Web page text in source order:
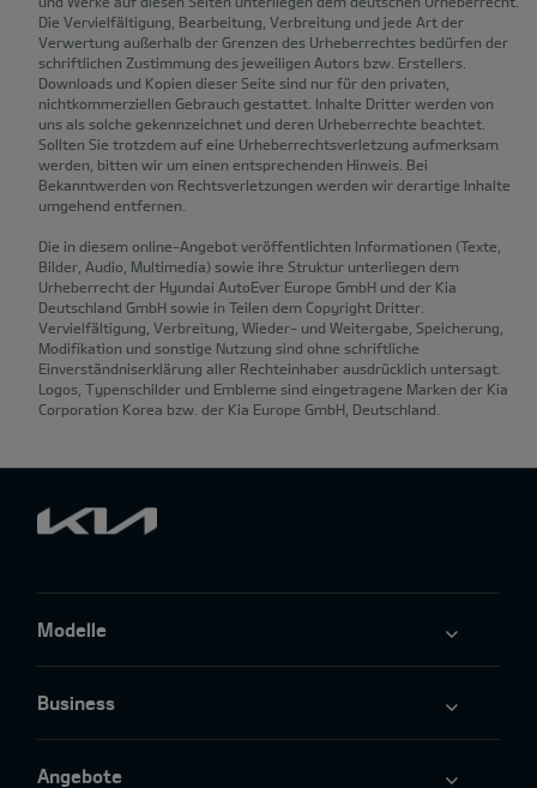
Die Vervielfältigung, Bearbeitung, Verbreitung und jede Art der
Verwertung außerhalb der Grenzen des Urheberrechtes bedürfen der
schriftlichen Zustimmung des jeweiligen Autors bzw. Erstellers.
Downloads und Kopien dieser Seite sind nur für den privaten,
nichtkommerziellen Gebrauch gestattet. Inhalte Dritter werden von
uns als solche gekennzeichnet und deren Urheberrechte beachtet.
Sollten Sie trotzdem auf eine Urheberrechtsverletzung aufmerksam
werden, bitten wir um einen entsprechenden Hinweis. Bei
Bekanntwerden von Rechtsverletzungen werden wir derartige Inhalte
umgehend entfernen.
Die in diesem online-Angebot veröffentlichten Informationen (Texte,
Bilder, Audio, Multimedia) sowie ihre Struktur unterliegen dem
Urheberrecht der Hyundai AutoEver Europe GmbH und der Kia
Deutschland GmbH sowie in Teilen dem Copyright Dritter.
Vervielfältigung, Verbreitung, Wieder- und Weitergabe, Speicherung,
Modifikation und sonstige Nutzung sind ohne schriftliche
Einverständniserklärung aller Rechteinhaber ausdrücklich untersagt.
Logos, Typenschilder und Embleme sind eingetragene Marken der Kia
Corporation Korea bzw. der Kia Europe GmbH, Deutschland.
Modelle
Business
Angebote